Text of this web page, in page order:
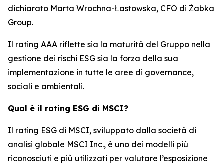
dichiarato Marta Wrochna-Łastowska, CFO di Żabka
Group.
Il rating AAA riflette sia la maturità del Gruppo nella
gestione dei rischi ESG sia la forza della sua
implementazione in tutte le aree di governance,
sociali e ambientali.
Qual è il rating ESG di MSCI?
Il rating ESG di MSCI, sviluppato dalla società di
analisi globale MSCI Inc., è uno dei modelli più
riconosciuti e più utilizzati per valutare l’esposizione